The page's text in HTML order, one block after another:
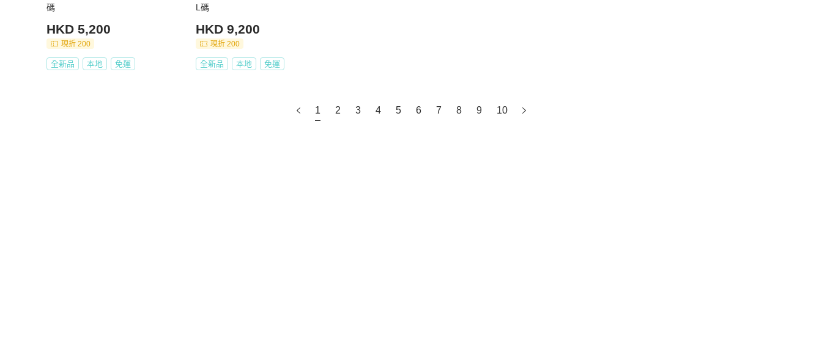
碼
HKD 5,200
現折 200
全新品 本地 免運
L碼
HKD 9,200
現折 200
全新品 本地 免運
1 2 3 4 5 6 7 8 9 10